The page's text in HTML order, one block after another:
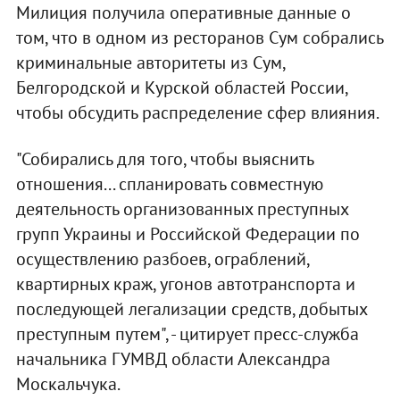
Милиция получила оперативные данные о
том, что в одном из ресторанов Сум собрались
криминальные авторитеты из Сум,
Белгородской и Курской областей России,
чтобы обсудить распределение сфер влияния.
"Собирались для того, чтобы выяснить
отношения... спланировать совместную
деятельность организованных преступных
групп Украины и Российской Федерации по
осуществлению разбоев, ограблений,
квартирных краж, угонов автотранспорта и
последующей легализации средств, добытых
преступным путем", - цитирует пресс-служба
начальника ГУМВД области Александра
Москальчука.